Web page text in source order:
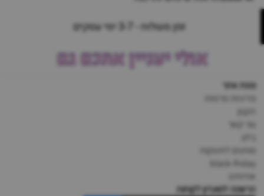
זמן משלוח - 3-7 ימי עסקים
אולי יעניין אתכם גם
מפת אתר
צור קשר
מותגים לתינוקות
black-friday
אודותינו
הרשמה למועדון לקוחות